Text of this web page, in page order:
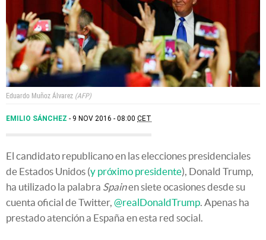
Eduardo Muñoz Álvarez AFP
EMILIO SÁNCHEZ 9 NOV 2016 - 08:00 CET
El candidato republicano en las elecciones presidenciales
de Estados Unidos (y próximo presidente), Donald Trump,
ha utilizado la palabra Spainen siete ocasiones desde su
cuenta oficial de Twitter, @realDonaldTrump. Apenas ha
prestado atención a España en esta red social.